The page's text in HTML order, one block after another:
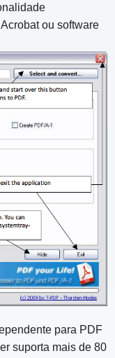
ou software
para PDF
suporta mais de 80